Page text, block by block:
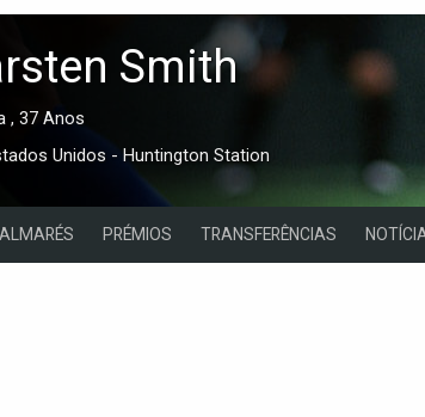
Smith
, 37 Anos
Unidos - Huntington Station
PRÉMIOS TRANSFERÊNCIAS